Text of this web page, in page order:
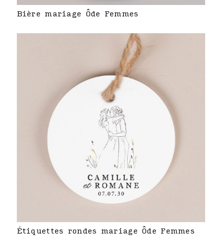
Bière mariage Ôde Femmes
Étiquettes rondes mariage Ôde Femmes